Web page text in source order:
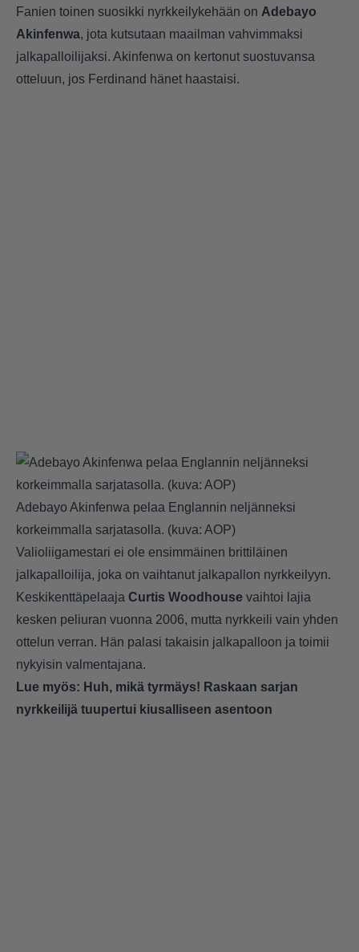
Fanien toinen suosikki nyrkkeilykehään on Adebayo
Akinfenwa, jota kutsutaan maailman vahvimmaksi
jalkapalloilijaksi. Akinfenwa on kertonut suostuvansa
otteluun, jos Ferdinand hänet haastaisi.
Adebayo Akinfenwa pelaa Englannin neljänneksi
korkeimmalla sarjatasolla. (kuva: AOP)
Valioliigamestari ei ole ensimmäinen brittiläinen
jalkapalloilija, joka on vaihtanut jalkapallon nyrkkeilyyn.
Keskikenttäpelaaja Curtis Woodhouse vaihtoi lajia
kesken peliuran vuonna 2006, mutta nyrkkeili vain yhden
ottelun verran. Hän palasi takaisin jalkapalloon ja toimii
nykyisin valmentajana.
Lue myös: Huh, mikä tyrmäys! Raskaan sarjan
nyrkkeilijä tuupertui kiusalliseen asentoon